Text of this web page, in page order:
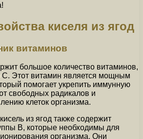
киселя из ягод
витаминов
большое количество витаминов,
С. Этот витамин является мощным
помогает укрепить иммунную
свободных радикалов и
клеток организма.
из ягод также содержит
В, которые необходимы для
организма. Они